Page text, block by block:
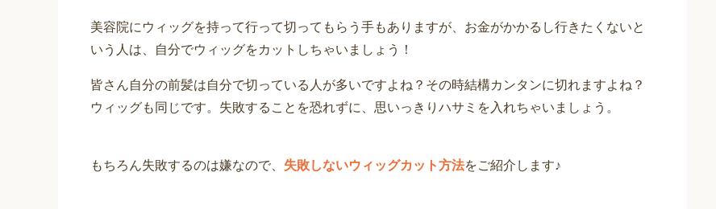
美容院にウィッグを持って行って切ってもらう手もありますが、お金がかかるし行きたくないと
いう人は、自分でウィッグをカットしちゃいましょう！
皆さん自分の前髪は自分で切っている人が多いですよね？その時結構カンタンに切れますよね？
ウィッグも同じです。失敗することを恐れずに、思いっきりハサミを入れちゃいましょう。
もちろん失敗するのは嫌なので、 失敗しないウィッグカット方法をご紹介します♪